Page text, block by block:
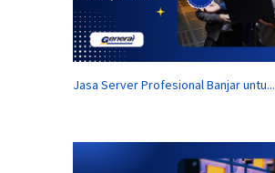
Jasa Server Profesional Banjar untu...